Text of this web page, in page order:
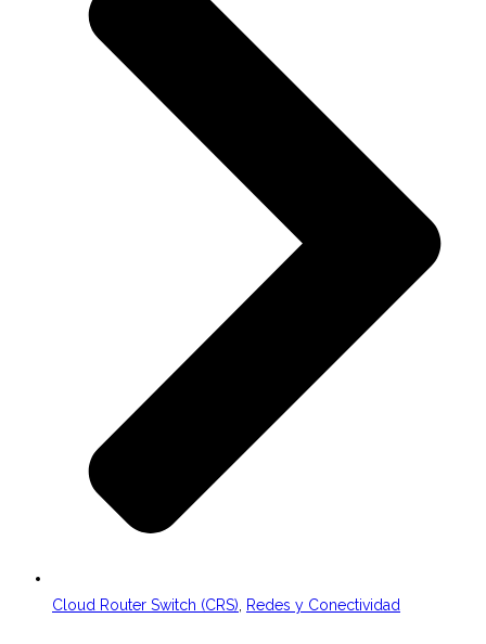
Cloud Router Switch (CRS), Redes y Conectividad